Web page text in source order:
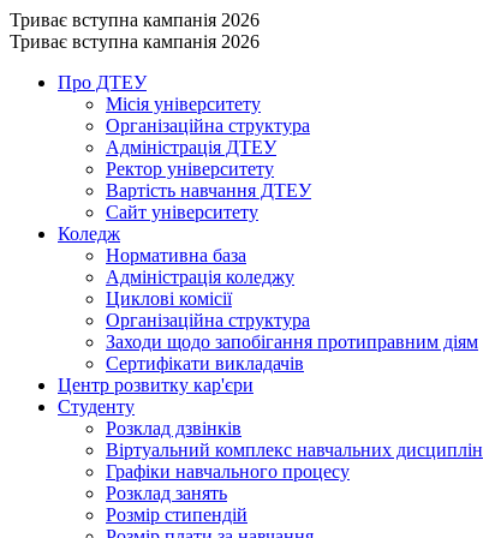
Триває вступна кампанія 2026
Триває вступна кампанія 2026
Про ДТЕУ
Місія університету
Організаційна структура
Адміністрація ДТЕУ
Ректор університету
Вартість навчання ДТЕУ
Сайт університету
Коледж
Нормативна база
Адміністрація коледжу
Циклові комісії
Організаційна структура
Заходи щодо запобігання протиправним діям
Сертифікати викладачів
Центр розвитку кар'єри
Студенту
Розклад дзвінків
Віртуальний комплекс навчальних дисциплін
Графіки навчального процесу
Розклад занять
Розмір стипендій